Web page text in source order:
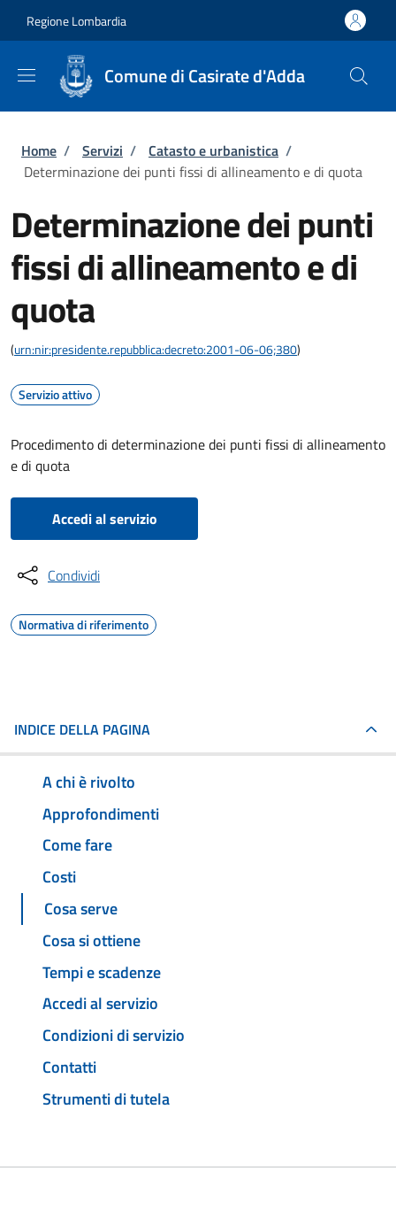
Regione Lombardia
Comune di Casirate d'Adda
Briciole di pane
Home / Servizi / Catasto e urbanistica /
Determinazione dei punti fissi di allineamento e di quota
Determinazione dei punti
fissi di allineamento e di
quota
(urn:nir:presidente.repubblica:decreto:2001-06-06;380)
Servizio attivo
Procedimento di determinazione dei punti fissi di allineamento
e di quota
Accedi al servizio
Condividi
Normativa di riferimento
INDICE DELLA PAGINA
A chi è rivolto
Approfondimenti
Come fare
Costi
Cosa serve
Cosa si ottiene
Tempi e scadenze
Accedi al servizio
Condizioni di servizio
Contatti
Strumenti di tutela